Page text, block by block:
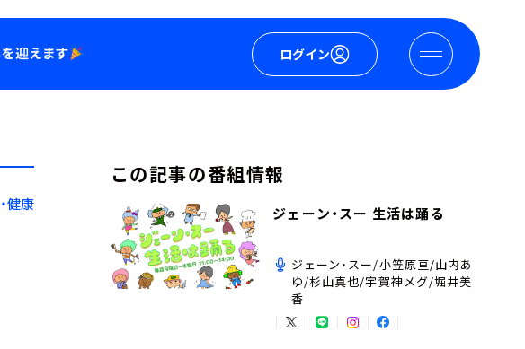
ログイン
健康
この記事の番組情報
ジェーン・スー 生活は踊る
ジェーン・スー/小笠原亘/山内あ
ゆ/杉山真也/宇賀神メグ/堀井美
香